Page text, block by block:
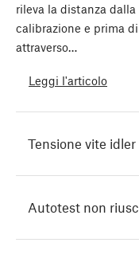
rileva la distanza
calibrazione e prima
attraverso…
Leggi l'articolo
Tensione vite idler
Autotest non